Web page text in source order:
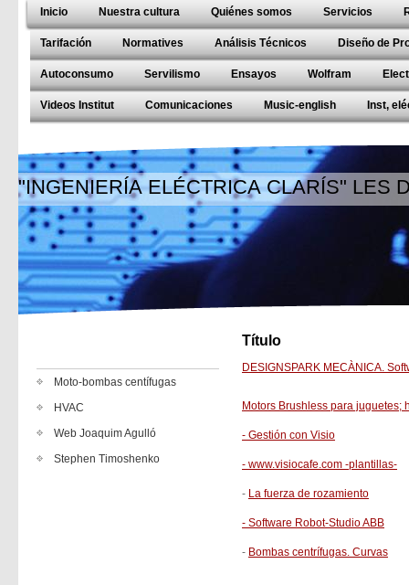
Inicio Nuestra cultura Quiénes somos Servicios
Tarifación Normatives Análisis Técnicos Diseño de
Autoconsumo Servilismo Ensayos Wolfram
Videos Institut Comunicaciones Music-english Inst,
"INGENIERÍA ELÉCTRICA CLARÍS" LES
Moto-bombas centífugas
HVAC
Web Joaquim Agulló
Stephen Timoshenko
Título
DESIGNSPARK MECÀNICA.
Motors Brushless para juguetes;
- Gestión con Visio
- www.visiocafe.com -plantillas-
- La fuerza de rozamiento
- Software Robot-Studio ABB
- Bombas centrífugas. Curvas